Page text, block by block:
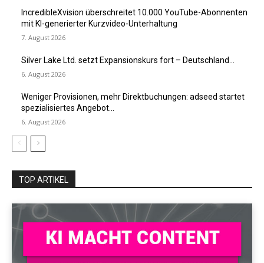
IncredibleXvision überschreitet 10.000 YouTube-Abonnenten
mit KI-generierter Kurzvideo-Unterhaltung
7. August 2026
Silver Lake Ltd. setzt Expansionskurs fort – Deutschland...
6. August 2026
Weniger Provisionen, mehr Direktbuchungen: adseed startet
spezialisiertes Angebot...
6. August 2026
TOP ARTIKEL